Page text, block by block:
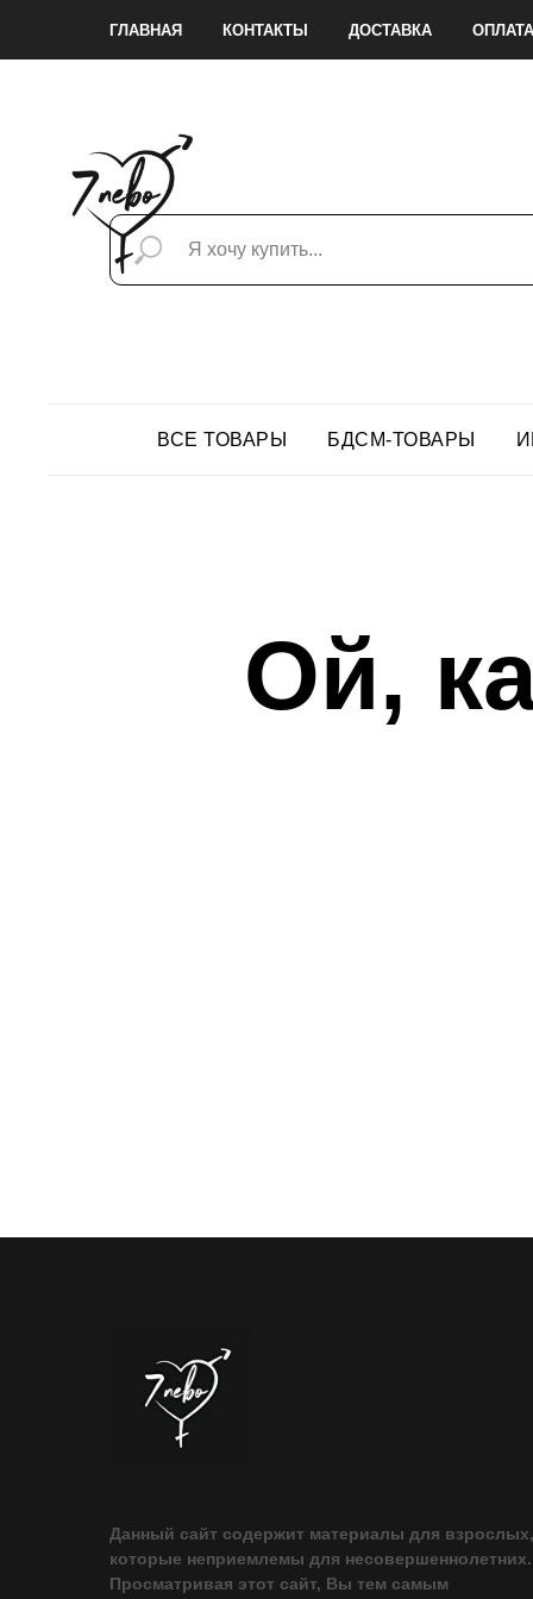
ГЛАВНАЯ КОНТАКТЫ ДОСТАВКА ОПЛАТА
ВСЕ ТОВАРЫ БДСМ-ТОВАРЫ
Ой,
Данный сайт содержит материалы для взрослых,
которые неприемлемы для несовершеннолетних.
Просматривая этот сайт, Вы тем самым